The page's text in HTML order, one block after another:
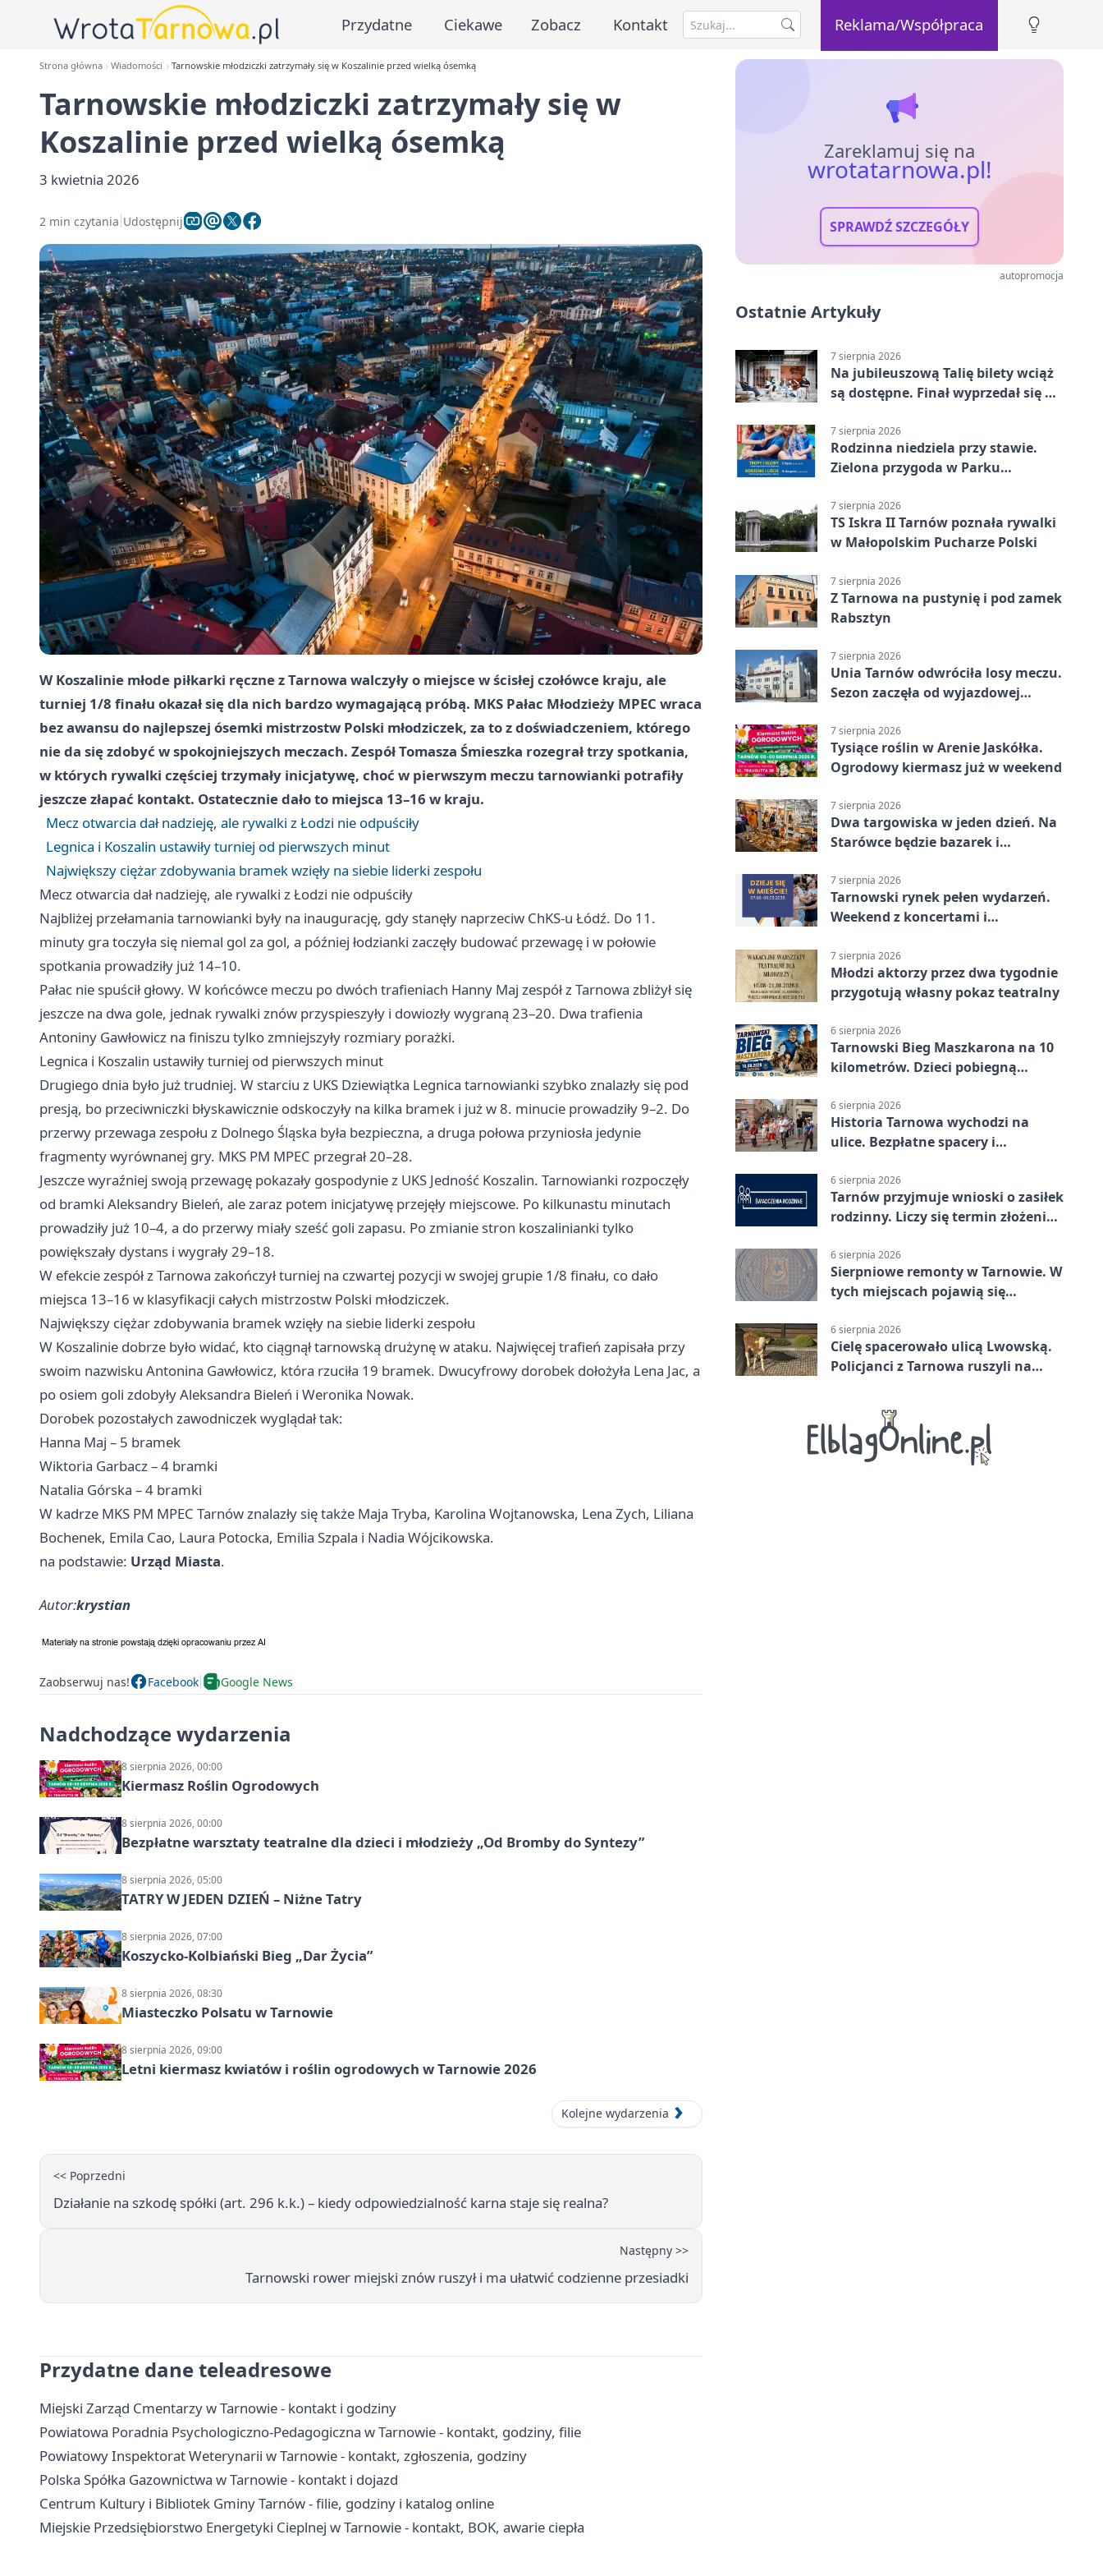
Przydatne Ciekawe Zobacz Kontakt Reklama/Współpraca
Strona główna Wiadomości Tarnowskie młodziczki zatrzymały się w Koszalinie przed wielką ósemką
Tarnowskie młodziczki zatrzymały się w
Koszalinie przed wielką ósemką
3 kwietnia 2026
2 min czytania Udostępnij
W Koszalinie młode piłkarki ręczne z Tarnowa walczyły o miejsce w ścisłej czołówce kraju, ale
turniej 1/8 finału okazał się dla nich bardzo wymagającą próbą. MKS Pałac Młodzieży MPEC wraca
bez awansu do najlepszej ósemki mistrzostw Polski młodziczek, za to z doświadczeniem, którego
nie da się zdobyć w spokojniejszych meczach. Zespół Tomasza Śmieszka rozegrał trzy spotkania,
w których rywalki częściej trzymały inicjatywę, choć w pierwszym meczu tarnowianki potrafiły
jeszcze złapać kontakt. Ostatecznie dało to miejsca 13–16 w kraju.
Mecz otwarcia dał nadzieję, ale rywalki z Łodzi nie odpuściły
Legnica i Koszalin ustawiły turniej od pierwszych minut
Największy ciężar zdobywania bramek wzięły na siebie liderki zespołu
Mecz otwarcia dał nadzieję, ale rywalki z Łodzi nie odpuściły
Najbliżej przełamania tarnowianki były na inaugurację, gdy stanęły naprzeciw ChKS-u Łódź. Do 11.
minuty gra toczyła się niemal gol za gol, a później łodzianki zaczęły budować przewagę i w połowie
spotkania prowadziły już 14–10.
Pałac nie spuścił głowy. W końcówce meczu po dwóch trafieniach Hanny Maj zespół z Tarnowa zbliżył się
jeszcze na dwa gole, jednak rywalki znów przyspieszyły i dowiozły wygraną 23–20. Dwa trafienia
Antoniny Gawłowicz na finiszu tylko zmniejszyły rozmiary porażki.
Legnica i Koszalin ustawiły turniej od pierwszych minut
Drugiego dnia było już trudniej. W starciu z UKS Dziewiątka Legnica tarnowianki szybko znalazły się pod
presją, bo przeciwniczki błyskawicznie odskoczyły na kilka bramek i już w 8. minucie prowadziły 9–2. Do
przerwy przewaga zespołu z Dolnego Śląska była bezpieczna, a druga połowa przyniosła jedynie
fragmenty wyrównanej gry. MKS PM MPEC przegrał 20–28.
Jeszcze wyraźniej swoją przewagę pokazały gospodynie z UKS Jedność Koszalin. Tarnowianki rozpoczęły
od bramki Aleksandry Bieleń, ale zaraz potem inicjatywę przejęły miejscowe. Po kilkunastu minutach
prowadziły już 10–4, a do przerwy miały sześć goli zapasu. Po zmianie stron koszalinianki tylko
powiększały dystans i wygrały 29–18.
W efekcie zespół z Tarnowa zakończył turniej na czwartej pozycji w swojej grupie 1/8 finału, co dało
miejsca 13–16 w klasyfikacji całych mistrzostw Polski młodziczek.
Największy ciężar zdobywania bramek wzięły na siebie liderki zespołu
W Koszalinie dobrze było widać, kto ciągnął tarnowską drużynę w ataku. Najwięcej trafień zapisała przy
swoim nazwisku Antonina Gawłowicz, która rzuciła 19 bramek. Dwucyfrowy dorobek dołożyła Lena Jac, a
po osiem goli zdobyły Aleksandra Bieleń i Weronika Nowak.
Dorobek pozostałych zawodniczek wyglądał tak:
Hanna Maj – 5 bramek
Wiktoria Garbacz – 4 bramki
Natalia Górska – 4 bramki
W kadrze MKS PM MPEC Tarnów znalazły się także Maja Tryba, Karolina Wojtanowska, Lena Zych, Liliana
Bochenek, Emila Cao, Laura Potocka, Emilia Szpala i Nadia Wójcikowska.
na podstawie: Urząd Miasta.
Autor:krystian
Zaobserwuj nas! Facebook Google News
Nadchodzące wydarzenia
8 sierpnia 2026, 00:00
Kiermasz Roślin Ogrodowych
8 sierpnia 2026, 00:00
Bezpłatne warsztaty teatralne dla dzieci i młodzieży „Od Bromby do Syntezy”
8 sierpnia 2026, 05:00
TATRY W JEDEN DZIEŃ – Niżne Tatry
8 sierpnia 2026, 07:00
Koszycko-Kolbiański Bieg „Dar Życia”
8 sierpnia 2026, 08:30
Miasteczko Polsatu w Tarnowie
8 sierpnia 2026, 09:00
Letni kiermasz kwiatów i roślin ogrodowych w Tarnowie 2026
Kolejne wydarzenia
<< Poprzedni
Działanie na szkodę spółki (art. 296 k.k.) – kiedy odpowiedzialność karna staje się realna?
Następny >>
Tarnowski rower miejski znów ruszył i ma ułatwić codzienne przesiadki
Przydatne dane teleadresowe
Miejski Zarząd Cmentarzy w Tarnowie - kontakt i godziny
Powiatowa Poradnia Psychologiczno-Pedagogiczna w Tarnowie - kontakt, godziny, filie
Powiatowy Inspektorat Weterynarii w Tarnowie - kontakt, zgłoszenia, godziny
Polska Spółka Gazownictwa w Tarnowie - kontakt i dojazd
Centrum Kultury i Bibliotek Gminy Tarnów - filie, godziny i katalog online
Miejskie Przedsiębiorstwo Energetyki Cieplnej w Tarnowie - kontakt, BOK, awarie ciepła
Zareklamuj się na
wrotatarnowa.pl!
SPRAWDŹ SZCZEGÓŁY
autopromocja
Ostatnie Artykuły
7 sierpnia 2026
Na jubileuszową Talię bilety wciąż
są dostępne. Finał wyprzedał się w
7 sierpnia 2026
Rodzinna niedziela przy stawie.
Zielona przygoda w Parku
7 sierpnia 2026
TS Iskra II Tarnów poznała rywalki
w Małopolskim Pucharze Polski
7 sierpnia 2026
Z Tarnowa na pustynię i pod zamek
Rabsztyn
7 sierpnia 2026
Unia Tarnów odwróciła losy meczu.
Sezon zaczęła od wyjazdowej
7 sierpnia 2026
Tysiące roślin w Arenie Jaskółka.
Ogrodowy kiermasz już w weekend
7 sierpnia 2026
Dwa targowiska w jeden dzień. Na
Starówce będzie bazarek i
7 sierpnia 2026
Tarnowski rynek pełen wydarzeń.
Weekend z koncertami i
7 sierpnia 2026
Młodzi aktorzy przez dwa tygodnie
przygotują własny pokaz teatralny
6 sierpnia 2026
Tarnowski Bieg Maszkarona na 10
kilometrów. Dzieci pobiegną
6 sierpnia 2026
Historia Tarnowa wychodzi na
ulice. Bezpłatne spacery i
6 sierpnia 2026
Tarnów przyjmuje wnioski o zasiłek
rodzinny. Liczy się termin złożenia
6 sierpnia 2026
Sierpniowe remonty w Tarnowie. W
tych miejscach pojawią się
6 sierpnia 2026
Cielę spacerowało ulicą Lwowską.
Policjanci z Tarnowa ruszyli na